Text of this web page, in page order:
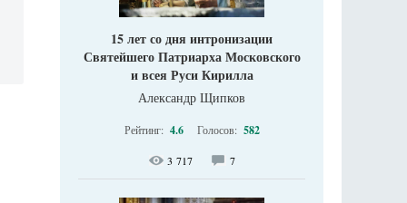
15 лет со дня интронизации
Святейшего Патриарха Московского
и всея Руси Кирилла
Александр Щипков
Рейтинг: 4.6 Голосов: 582
3 717 7